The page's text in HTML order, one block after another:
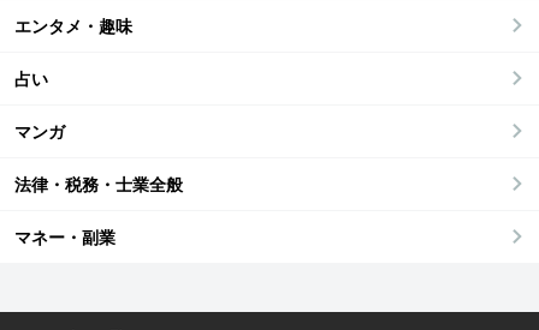
エンタメ・趣味
占い
マンガ
法律・税務・士業全般
マネー・副業